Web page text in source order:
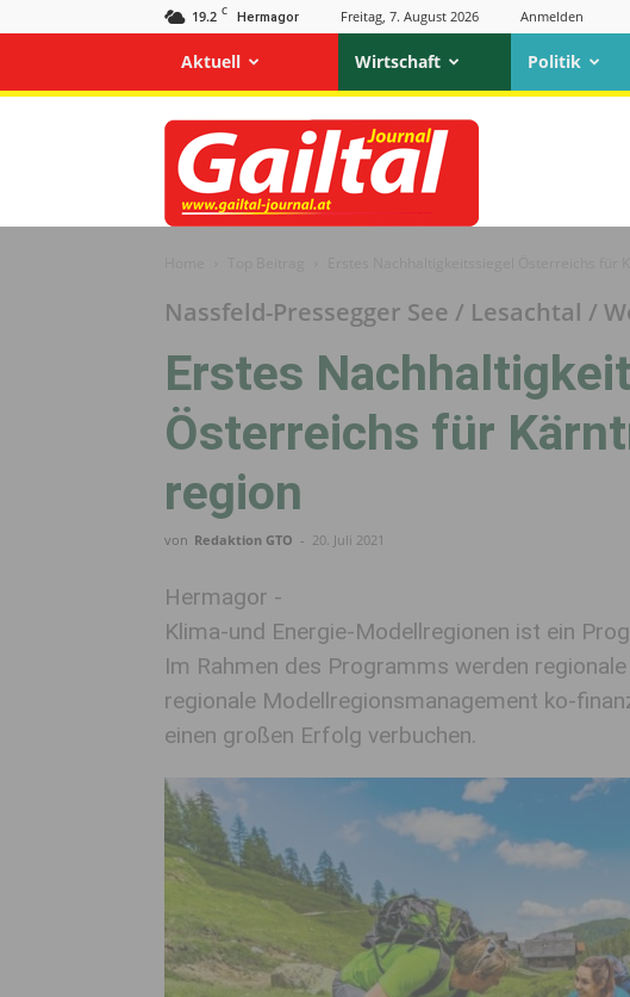
19.2 C Hermagor Freitag, 7. August 2026 Anmelden
Aktuell Wirtschaft Politik
Gailtal
Journal
Nassfeld-Pressegger See / Lesachtal /
Erstes
Österreichs für
region
von Redaktion GTO - 20. Juli 2021
Hermagor -
Klima-und Energie-Modellregionen ist ein
Im Rahmen des Programms werden
regionale Modellregionsmanagement ko-
einen großen Erfolg verbuchen.